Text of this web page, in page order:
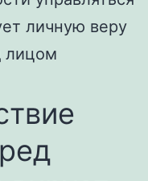
личную веру
лицом